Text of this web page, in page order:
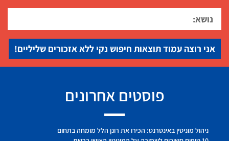
אני רוצה עמוד תוצאות חיפוש נקי ללא אזכורים שליליים!
פוסטים אחרונים
ניהול מוניטין באינטרנט: הכירו את רונן הלל מומחה בתחום